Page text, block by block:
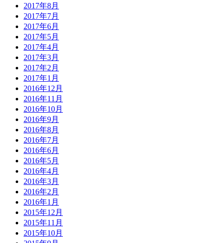
2017年8月
2017年7月
2017年6月
2017年5月
2017年4月
2017年3月
2017年2月
2017年1月
2016年12月
2016年11月
2016年10月
2016年9月
2016年8月
2016年7月
2016年6月
2016年5月
2016年4月
2016年3月
2016年2月
2016年1月
2015年12月
2015年11月
2015年10月